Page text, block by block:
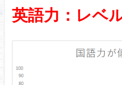
英語力：レベ